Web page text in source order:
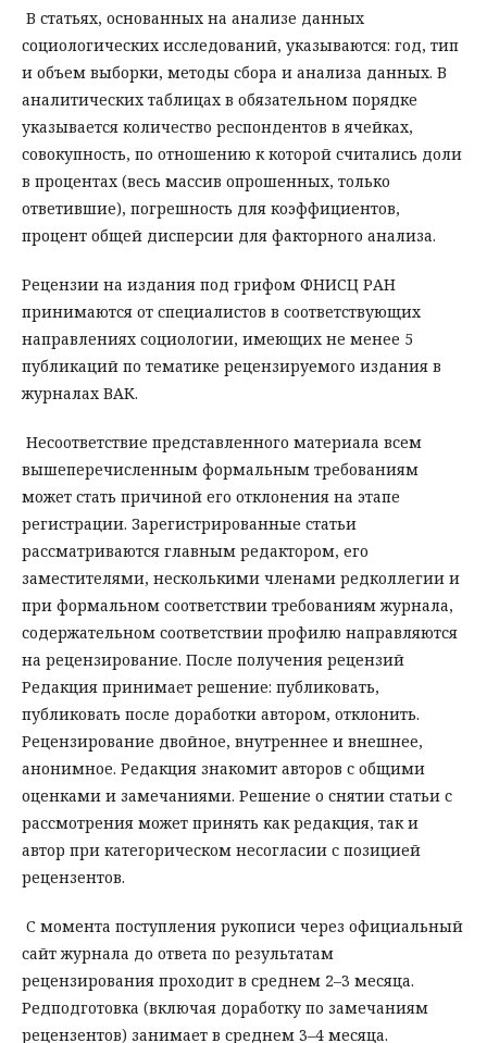
В статьях, основанных на анализе данных
социологических исследований, указываются: год, тип
и объем выборки, методы сбора и анализа данных. В
аналитических таблицах в обязательном порядке
указывается количество респондентов в ячейках,
совокупность, по отношению к которой считались доли
в процентах (весь массив опрошенных, только
ответившие), погрешность для коэффициентов,
процент общей дисперсии для факторного анализа.
Рецензии на издания под грифом ФНИСЦ РАН
принимаются от специалистов в соответствующих
направлениях социологии, имеющих не менее 5
публикаций по тематике рецензируемого издания в
журналах ВАК.
Несоответствие представленного материала всем
вышеперечисленным формальным требованиям
может стать причиной его отклонения на этапе
регистрации. Зарегистрированные статьи
рассматриваются главным редактором, его
заместителями, несколькими членами редколлегии и
при формальном соответствии требованиям журнала,
содержательном соответствии профилю направляются
на рецензирование. После получения рецензий
Редакция принимает решение: публиковать,
публиковать после доработки автором, отклонить.
Рецензирование двойное, внутреннее и внешнее,
анонимное. Редакция знакомит авторов с общими
оценками и замечаниями. Решение о снятии статьи с
рассмотрения может принять как редакция, так и
автор при категорическом несогласии с позицией
рецензентов.
С момента поступления рукописи через официальный
сайт журнала до ответа по результатам
рецензирования проходит в среднем 2–3 месяца.
Редподготовка (включая доработку по замечаниям
рецензентов) занимает в среднем 3–4 месяца.